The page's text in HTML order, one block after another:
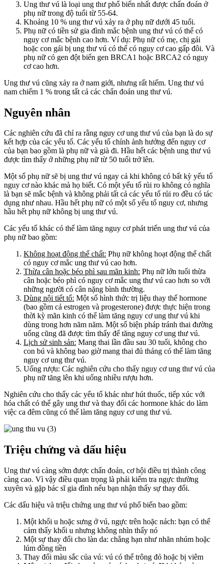
Ung thư vú là loại ung thư phổ biến nhất được chẩn đoán ở
phụ nữ trong độ tuổi từ 55-64.
Khoảng 10 % ung thư vú xảy ra ở phụ nữ dưới 45 tuổi.
Phụ nữ có tiền sử gia đình mắc bệnh ung thư vú có thể có
nguy cơ mắc bệnh cao hơn. Ví dụ: Phụ nữ có mẹ, chị gái
hoặc con gái bị ung thư vú có thể có nguy cơ cao gấp đôi. Và
phụ nữ có gen đột biến gen BRCA1 hoặc BRCA2 có nguy
cơ cao hơn.
Ung thư vú cũng xảy ra ở nam giới, nhưng rất hiếm. Ung thư vú
nam chiếm 1 % trong tất cả các chẩn đoán ung thư vú.
Nguyên nhân
Các nghiên cứu đã chỉ ra rằng nguy cơ ung thư vú của bạn là do sự
kết hợp của các yếu tố. Các yếu tố chính ảnh hưởng đến nguy cơ
của bạn bao gồm là phụ nữ và già đi. Hầu hết các bệnh ung thư vú
được tìm thấy ở những phụ nữ từ 50 tuổi trở lên.
Một số phụ nữ sẽ bị ung thư vú ngay cả khi không có bất kỳ yếu tố
nguy cơ nào khác mà họ biết. Có một yếu tố rủi ro không có nghĩa
là bạn sẽ mắc bệnh và không phải tất cả các yếu tố rủi ro đều có tác
dụng như nhau. Hầu hết phụ nữ có một số yếu tố nguy cơ, nhưng
hầu hết phụ nữ không bị ung thư vú.
Các yếu tố khác có thể làm tăng nguy cơ phát triển ung thư vú của
phụ nữ bao gồm:
Không hoạt động thể chất: Phụ nữ không hoạt động thể chất
có nguy cơ mắc ung thư vú cao hơn.
Thừa cân hoặc béo phì sau mãn kinh: Phụ nữ lớn tuổi thừa
cân hoặc béo phì có nguy cơ mắc ung thư vú cao hơn so với
những người có cân nặng bình thường.
Dùng nội tiết tố: Một số hình thức trị liệu thay thế hormone
(bao gồm cả estrogen và progesterone) được thực hiện trong
thời kỳ mãn kinh có thể làm tăng nguy cơ ung thư vú khi
dùng trong hơn năm năm. Một số biện pháp tránh thai đường
uống cũng đã được tìm thấy để tăng nguy cơ ung thư vú.
Lịch sử sinh sản: Mang thai lần đầu sau 30 tuổi, không cho
con bú và không bao giờ mang thai đủ tháng có thể làm tăng
nguy cơ ung thư vú.
Uống rượu: Các nghiên cứu cho thấy nguy cơ ung thư vú của
phụ nữ tăng lên khi uống nhiều rượu hơn.
Nghiên cứu cho thấy các yếu tố khác như hút thuốc, tiếp xúc với
hóa chất có thể gây ung thư và thay đổi các hormone khác do làm
việc ca đêm cũng có thể làm tăng nguy cơ ung thư vú.
Triệu chứng và dấu hiệu
Ung thư vú càng sớm được chẩn đoán, cơ hội điều trị thành công
càng cao. Vì vậy điều quan trọng là phải kiểm tra ngực thường
xuyên và gặp bác sĩ gia đình nếu bạn nhận thấy sự thay đổi.
Các dấu hiệu và triệu chứng ung thư vú phổ biến bao gồm:
Một khối u hoặc sưng ở vú, ngực trên hoặc nách: bạn có thể
cảm thấy khối u nhưng không nhìn thấy nó
Một sự thay đổi cho làn da: chẳng hạn như nhăn nhúm hoặc
lúm đồng tiền
Thay đổi màu sắc của vú: vú có thể trông đỏ hoặc bị viêm